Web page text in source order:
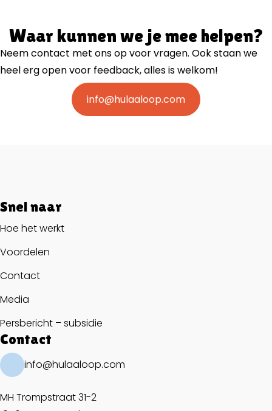
Waar kunnen we je mee helpen?
Neem contact met ons op voor vragen. Ook staan we
heel erg open voor feedback, alles is welkom!
info@hulaaloop.com
Snel naar
Hoe het werkt
Voordelen
Contact
Media
Persbericht – subsidie
Contact
info@hulaaloop.com
MH Trompstraat 31-2